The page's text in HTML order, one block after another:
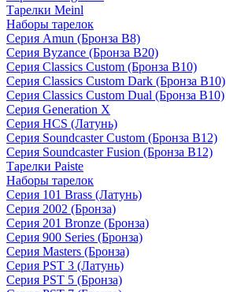
Тарелки Meinl
Наборы тарелок
Серия Amun (Бронза B8)
Серия Byzance (Бронза B20)
Серия Classics Custom (Бронза B10)
Серия Classics Custom Dark (Бронза B10)
Серия Classics Custom Dual (Бронза B10)
Серия Generation X
Серия HCS (Латунь)
Серия Soundcaster Custom (Бронза B12)
Серия Soundcaster Fusion (Бронза B12)
Тарелки Paiste
Наборы тарелок
Серия 101 Brass (Латунь)
Серия 2002 (Бронза)
Серия 201 Bronze (Бронза)
Серия 900 Series (Бронза)
Серия Masters (Бронза)
Серия PST 3 (Латунь)
Серия PST 5 (Бронза)